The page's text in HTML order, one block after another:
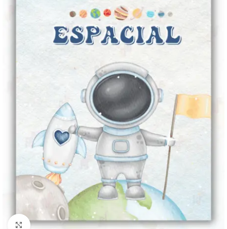
Clique para ampliar